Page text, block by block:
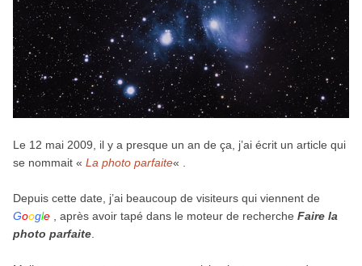
Le 12 mai 2009, il y a presque un an de ça, j’ai écrit un article qui
se nommait « La photo parfaite« .
Depuis cette date, j’ai beaucoup de visiteurs qui viennent de
Google , après avoir tapé dans le moteur de recherche Faire la
photo parfaite.